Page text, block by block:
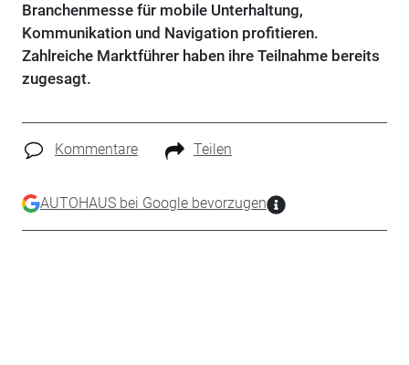
Branchenmesse für mobile Unterhaltung,
Kommunikation und Navigation profitieren.
Zahlreiche Marktführer haben ihre Teilnahme bereits
zugesagt.
Kommentare Teilen
AUTOHAUS bei Google bevorzugen